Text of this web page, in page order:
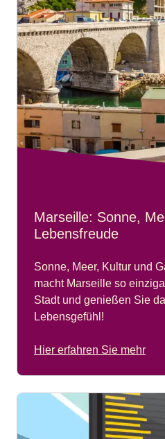
Marseille: Sonne,
Lebensfreude
Sonne, Meer, Kultur und
macht Marseille so
Stadt und genießen Sie
Lebensgefühl!
Hier erfahren Sie mehr